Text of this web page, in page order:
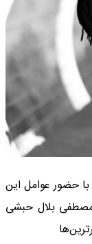
۷ در برج میلاد با حضور عوامل این
بلال حبشی